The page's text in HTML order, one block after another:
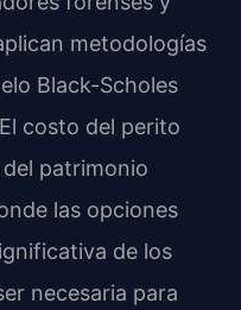
metodologías
Black-Scholes
costo del perito
patrimonio
las opciones
de los
necesaria para